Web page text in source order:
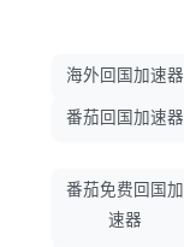
海外回国加速器
番茄回国加速器
番茄免费回国加
速器